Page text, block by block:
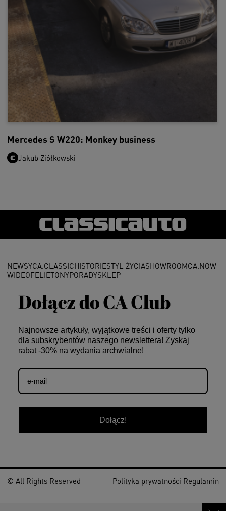
Mercedes S W220: Monkey business
Jakub Ziółkowski
Dołącz do CA Club
Najnowsze artykuły, wyjątkowe treści i oferty tylko
dla subskrybentów naszego newslettera! Zyskaj
rabat -30% na wydania archwialne!
Dołącz!
NEWSYCA.CLASSICHISTORIESTYL ŻYCIASHOWROOMCA.NOW
WIDEOFELIETONYPORADYSKLEP
© All Rights Reserved Polityka prywatności Regulamin